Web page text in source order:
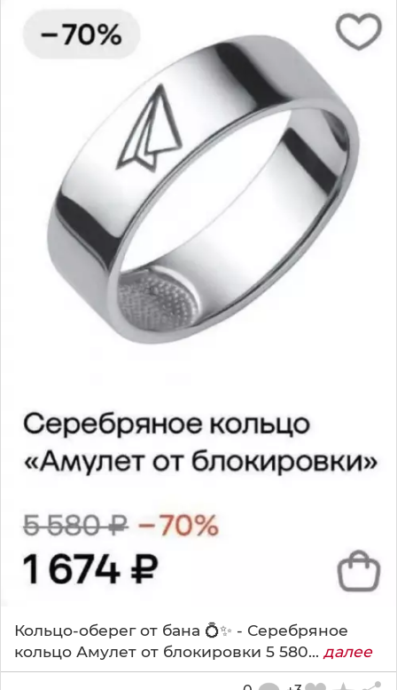
Кольцо-оберег от бана 💍✨ - Серебряное
кольцо Амулет от блокировки 5 580... далее